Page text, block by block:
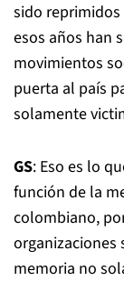
sido
esos años han
movimientos
puerta al país
solamente
GS: Eso es lo
función de la
colombiano,
memoria no